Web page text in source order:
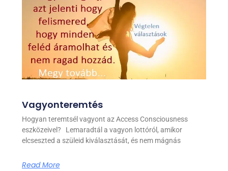
Vagyonteremtés
Hogyan teremtsél vagyont az Access Consciousness
eszközeivel? Lemaradtál a vagyon lottóról, amikor
elcseszted a szüleid kiválasztását, és nem mágnás
Read More